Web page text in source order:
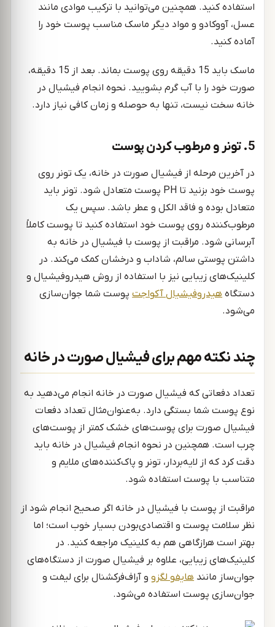
استفاده کنید. همچنین می‌توانید با ترکیب موادی مانند
عسل، آووکادو و مواد دیگر ماسک مناسب پوست خود را
آماده کنید.
ماسک باید 15 دقیقه روی پوست بماند. بعد از 15 دقیقه،
صورت خود را با آب گرم بشویید. نحوه انجام فیشیال در
خانه سخت نیست، تنها به حوصله و زمان کافی نیاز دارد.
5. تونر و مرطوب کردن پوست
در آخرین مرحله از فیشیال صورت در خانه، یک تونر روی
پوست خود بزنید تا PH پوست متعادل شود. تونر باید
متعادل بوده و فاقد الکل و عطر باشد. سپس یک
مرطوب‌کننده روی پوست خود استفاده کنید تا پوست کاملاً
آبرسانی شود. مراقبت از پوست با فیشیال در خانه به
داشتن پوستی سالم، شاداب و درخشان کمک می‌کند. در
کلینیک‌های زیبایی نیز با استفاده از روش هیدروفیشیال و
دستگاههیدروفیشیال آکواجتپوست شما جوان‌سازی
می‌شود.
چند نکته مهم برای فیشیال صورت در خانه
تعداد دفعاتی که فیشیال صورت در خانه انجام می‌دهید به
نوع پوست شما بستگی دارد. به‌عنوان‌مثال تعداد دفعات
فیشیال صورت برای پوست‌های خشک کمتر از پوست‌های
چرب است. همچنین در نحوه انجام فیشیال در خانه باید
دقت کرد که از لایه‌بردار، تونر و پاک‌کننده‌های ملایم و
متناسب با پوست استفاده شود.
مراقبت از پوست با فیشیال در خانه اگر صحیح انجام شود از
نظر سلامت پوست و اقتصادی‌بودن بسیار خوب است؛ اما
بهتر است هرازگاهی هم به کلینیک مراجعه کنید. در
کلینیک‌های زیبایی، علاوه بر فیشیال صورت از دستگاه‌های
جوان‌ساز مانندهایفو لگزوو آراف‌فرکشنال برای لیفت و
جوان‌سازی پوست استفاده می‌شود.